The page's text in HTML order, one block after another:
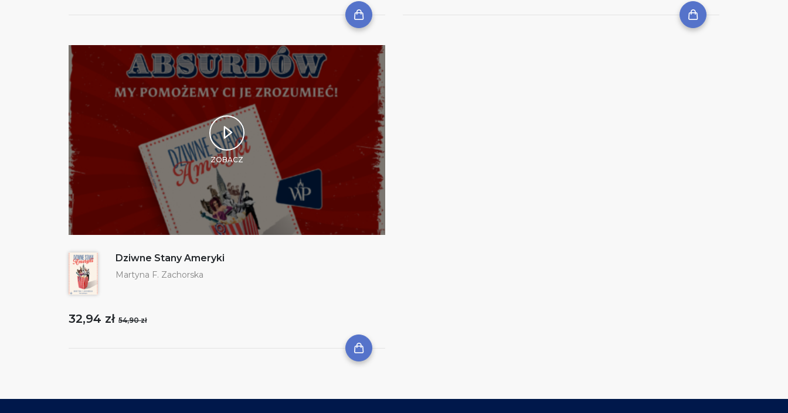
ZOBACZ
Dziwne Stany Ameryki
Martyna F. Zachorska
32,94 zł 54,90 zł